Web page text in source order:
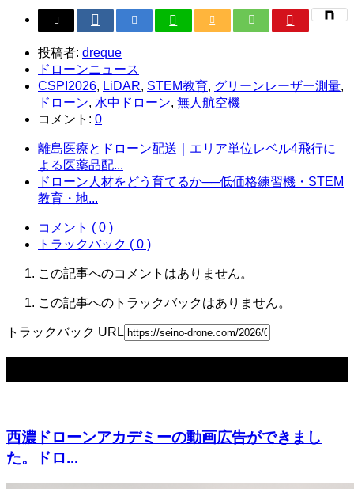
投稿者: dreque
ドローンニュース
CSPI2026, LiDAR, STEM教育, グリーンレーザー測量,
ドローン, 水中ドローン, 無人航空機
コメント: 0
離島医療とドローン配送｜エリア単位レベル4飛行に
よる医薬品配...
ドローン人材をどう育てるか──低価格練習機・STEM
教育・地...
コメント ( 0 )
トラックバック ( 0 )
この記事へのコメントはありません。
この記事へのトラックバックはありません。
トラックバック URL
西濃ドローンアカデミーの動画広告ができまし
た。ドロ...